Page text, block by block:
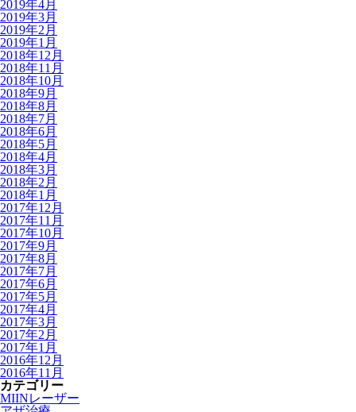
2019年4月
2019年3月
2019年2月
2019年1月
2018年12月
2018年11月
2018年10月
2018年9月
2018年8月
2018年7月
2018年6月
2018年5月
2018年4月
2018年3月
2018年2月
2018年1月
2017年12月
2017年11月
2017年10月
2017年9月
2017年8月
2017年7月
2017年6月
2017年5月
2017年4月
2017年3月
2017年2月
2017年1月
2016年12月
2016年11月
カテゴリー
MIINレーザー